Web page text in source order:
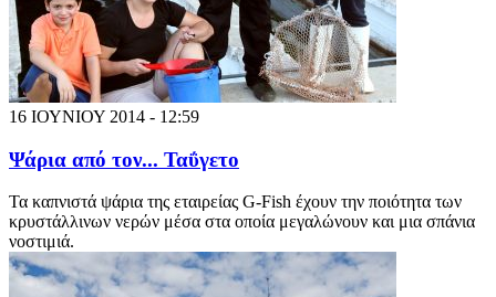
16 ΙΟΥΝΙΟΥ 2014 - 12:59
Ψάρια από τον... Ταΰγετο
Τα καπνιστά ψάρια της εταιρείας G-Fish έχουν την ποιότητα των
κρυστάλλινων νερών μέσα στα οποία μεγαλώνουν και μια σπάνια
νοστιμιά.